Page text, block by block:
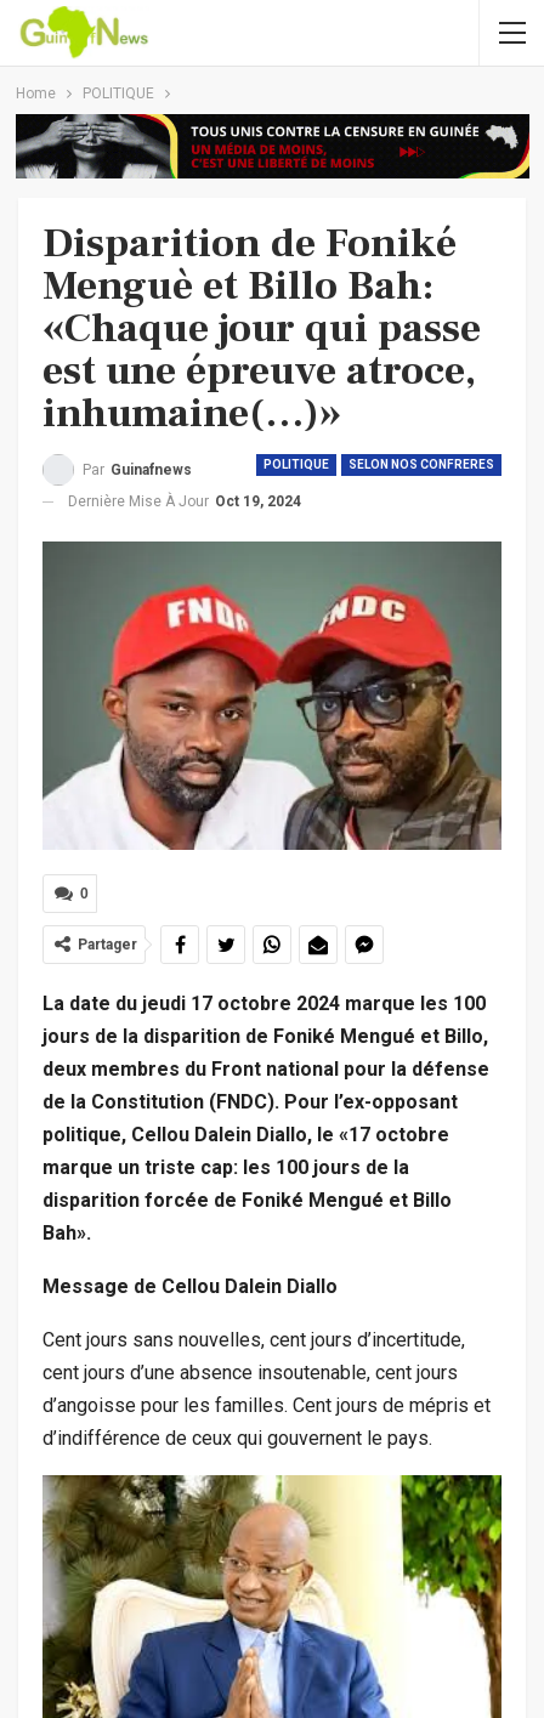
Home POLITIQUE
Disparition de Foniké
Menguè et Billo Bah:
«Chaque jour qui passe
est une épreuve atroce,
inhumaine(…)»
POLITIQUE SELON NOS CONFRERES
Par Guinafnews
Dernière Mise À Jour Oct 19, 2024
0
Partager
La date du jeudi 17 octobre 2024 marque les 100
jours de la disparition de Foniké Mengué et Billo,
deux membres du Front national pour la défense
de la Constitution (FNDC). Pour l’ex-opposant
politique, Cellou Dalein Diallo, le «17 octobre
marque un triste cap: les 100 jours de la
disparition forcée de Foniké Mengué et Billo
Bah».
Message de Cellou Dalein Diallo
Cent jours sans nouvelles, cent jours d’incertitude,
cent jours d’une absence insoutenable, cent jours
d’angoisse pour les familles. Cent jours de mépris et
d’indifférence de ceux qui gouvernent le pays.